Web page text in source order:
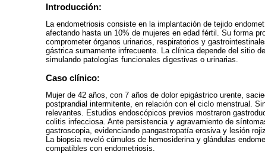
Introducción:
La endometriosis consiste en la implantación de tejido
afectando hasta un 10% de mujeres en edad fértil. Su forma
comprometer órganos urinarios, respiratorios y
gástrica sumamente infrecuente. La clínica depende del sitio
simulando patologías funcionales digestivas o urinarias.
Caso clínico:
Mujer de 42 años, con 7 años de dolor epigástrico urente,
postprandial intermitente, en relación con el ciclo menstrual.
relevantes. Estudios endoscópicos previos mostraron
colitis infecciosa. Ante persistencia y agravamiento de
gastroscopia, evidenciando pangastropatía erosiva y lesión
La biopsia reveló cúmulos de hemosiderina y glándulas
compatibles con endometriosis.